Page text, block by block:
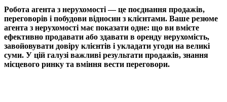
Робота агента з нерухомості — це поєднання продажів,
переговорів і побудови відносин з клієнтами. Ваше резюме
агента з нерухомості має показати одне: що ви вмієте
ефективно продавати або здавати в оренду нерухомість,
завойовувати довіру клієнтів і укладати угоди на великі
суми. У цій галузі важливі результати продажів, знання
місцевого ринку та вміння вести переговори.